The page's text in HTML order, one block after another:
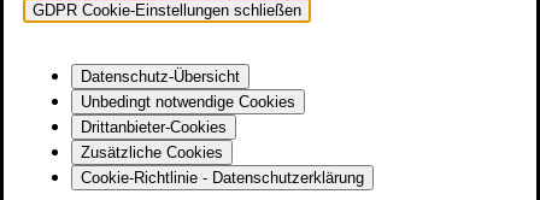
GDPR Cookie-Einstellungen schließen
Datenschutz-Übersicht
Unbedingt notwendige Cookies
Drittanbieter-Cookies
Zusätzliche Cookies
Cookie-Richtlinie - Datenschutzerklärung